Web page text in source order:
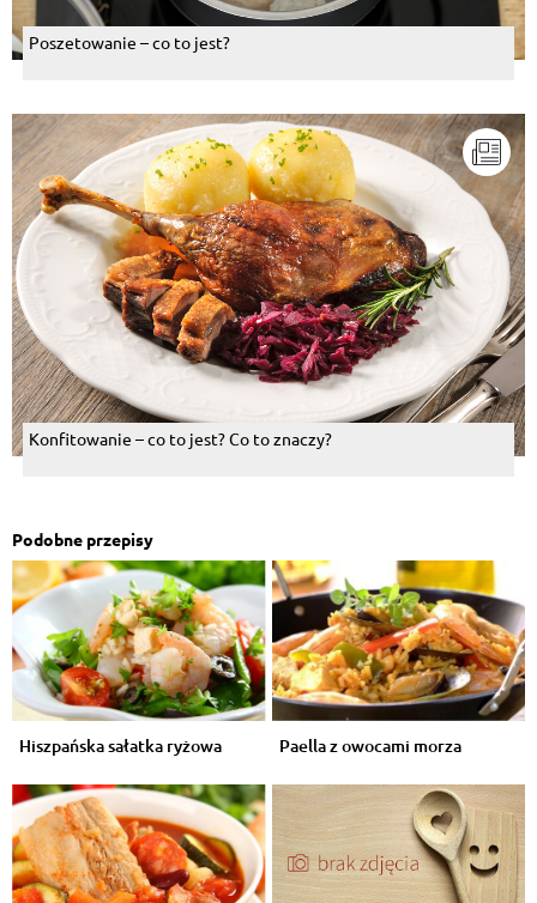
Poszetowanie – co to jest?
Konfitowanie – co to jest? Co to znaczy?
Podobne przepisy
Hiszpańska sałatka ryżowa Paella z owocami morza